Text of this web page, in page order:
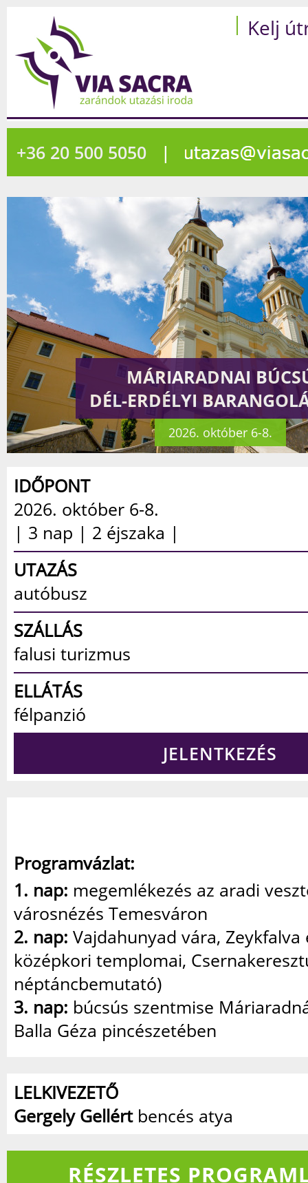
Kelj
+36 20 500 5050 |
MÁRIARADNAI
DÉL-ERDÉLYI
2026. október 6-8.
IDŐPONT
2026. október 6-8.
| 3 nap | 2 éjszaka |
UTAZÁS
autóbusz
SZÁLLÁS
falusi turizmus
ELLÁTÁS
félpanzió
JELENTKEZÉS
Programvázlat:
1. nap: megemlékezés az aradi
városnézés Temesváron
2. nap: Vajdahunyad vára, Zeykfalva
középkori templomai,
néptáncbemutató)
3. nap: búcsús szentmise
Balla Géza pincészetében
LELKIVEZETŐ
Gergely Gellértbencés atya
RÉSZLETES